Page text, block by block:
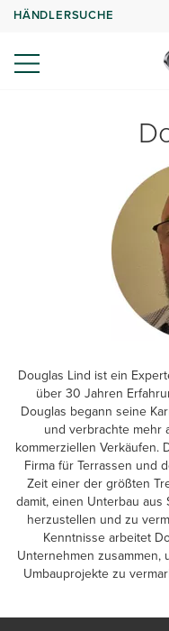
HÄNDLERSUCHE
Douglas Lind ist ein
über 30 Jahren
Douglas begann seine
und verbrachte mehr
kommerziellen Verkäufen.
Firma für Terrassen und
Zeit einer der größten
damit, einen Unterbau aus
herzustellen und zu
Kenntnisse arbeitet
Unternehmen zusammen,
Umbauprojekte zu